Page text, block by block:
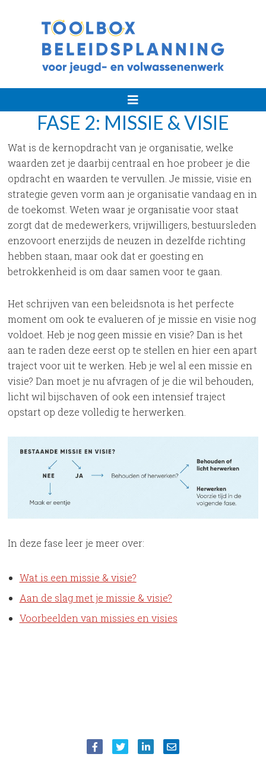
planning
en
volwassenenwerk
FASE 2: MISSIE & VISIE
Wat is de kernopdracht van je organisatie, welke
waarden zet je daarbij centraal en hoe probeer je die
opdracht en waarden te vervullen. Je missie, visie en
strategie geven vorm aan je organisatie vandaag en in
de toekomst. Weten waar je organisatie voor staat
zorgt dat de medewerkers, vrijwilligers, bestuursleden
enzovoort enerzijds de neuzen in dezelfde richting
hebben staan, maar ook dat er goesting en
betrokkenheid is om daar samen voor te gaan.
Het schrijven van een beleidsnota is het perfecte
moment om ook te evalueren of je missie en visie nog
voldoet. Heb je nog geen missie en visie? Dan is het
aan te raden deze eerst op te stellen en hier een apart
traject voor uit te werken. Heb je wel al een missie en
visie? Dan moet je nu afvragen of je die wil behouden,
licht wil bijschaven of ook een intensief traject
opstart op deze volledig te herwerken.
In deze fase leer je meer over:
Wat is een missie & visie?
Aan de slag met je missie & visie?
Voorbeelden van missies en visies